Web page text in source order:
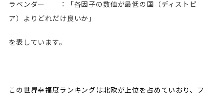
ラベンダー ：「各因子の数値が最低の国（ディストピ
ア）よりどれだけ良いか」
を表しています。
この世界幸福度ランキングは北欧が上位を占めていおり、フ